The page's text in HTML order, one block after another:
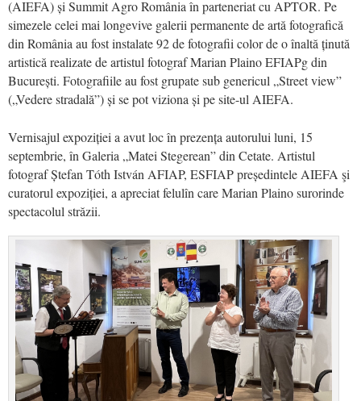
(AIEFA) și Summit Agro România în parteneriat cu APTOR. Pe
simezele celei mai longevive galerii permanente de artă fotografică
din România au fost instalate92 de fotografii color de o înaltă ținută
artistică realizate deartistul fotograf Marian Plaino EFIAPg din
București. Fotografiile au fostgrupate sub genericul „Street view”
(„Vederestradală”)şi se pot viziona şi pe site-ul AIEFA.
Vernisajul expoziției a avut loc în prezenţa autorului luni, 15
septembrie, în Galeria „Matei Stegerean” din Cetate. Artistul
fotograf Ștefan Tóth István AFIAP, ESFIAP președintele AIEFA şi
curatorul expoziției, a apreciat felulîn care Marian Plaino surorinde
spectacolul străzii.